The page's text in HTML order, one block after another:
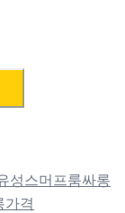
성스머프룸싸롱
가격